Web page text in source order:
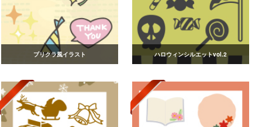
プリクラ風イラスト ハロウィンシルエットvol.2